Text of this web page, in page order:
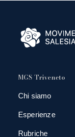
MGS Triveneto
Chi siamo
Esperienze
Rubriche